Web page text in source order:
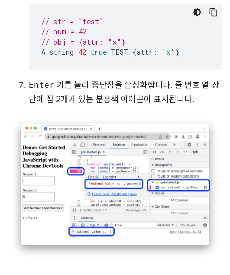
// str = "test"
// num = 42
// obj = {attr: "x"}
A string 42 true TEST {attr : 'x' }
Enter 키를 눌러 중단점을 활성화합니다. 줄 번호 열 상
단에 점 2개가 있는 분홍색 아이콘이 표시됩니다.